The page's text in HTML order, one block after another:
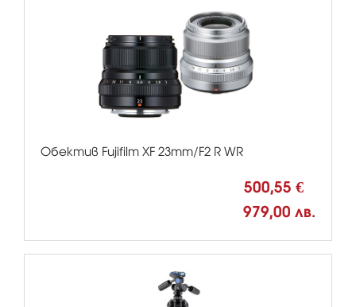
Обектив Fujifilm XF 23mm/F2 R WR
500,55 €
979,00 лв.